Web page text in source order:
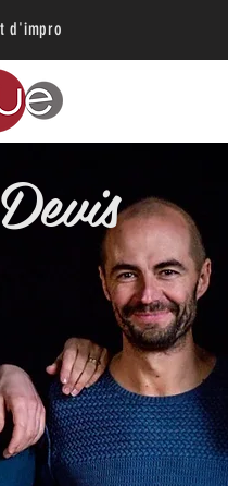
d'impro